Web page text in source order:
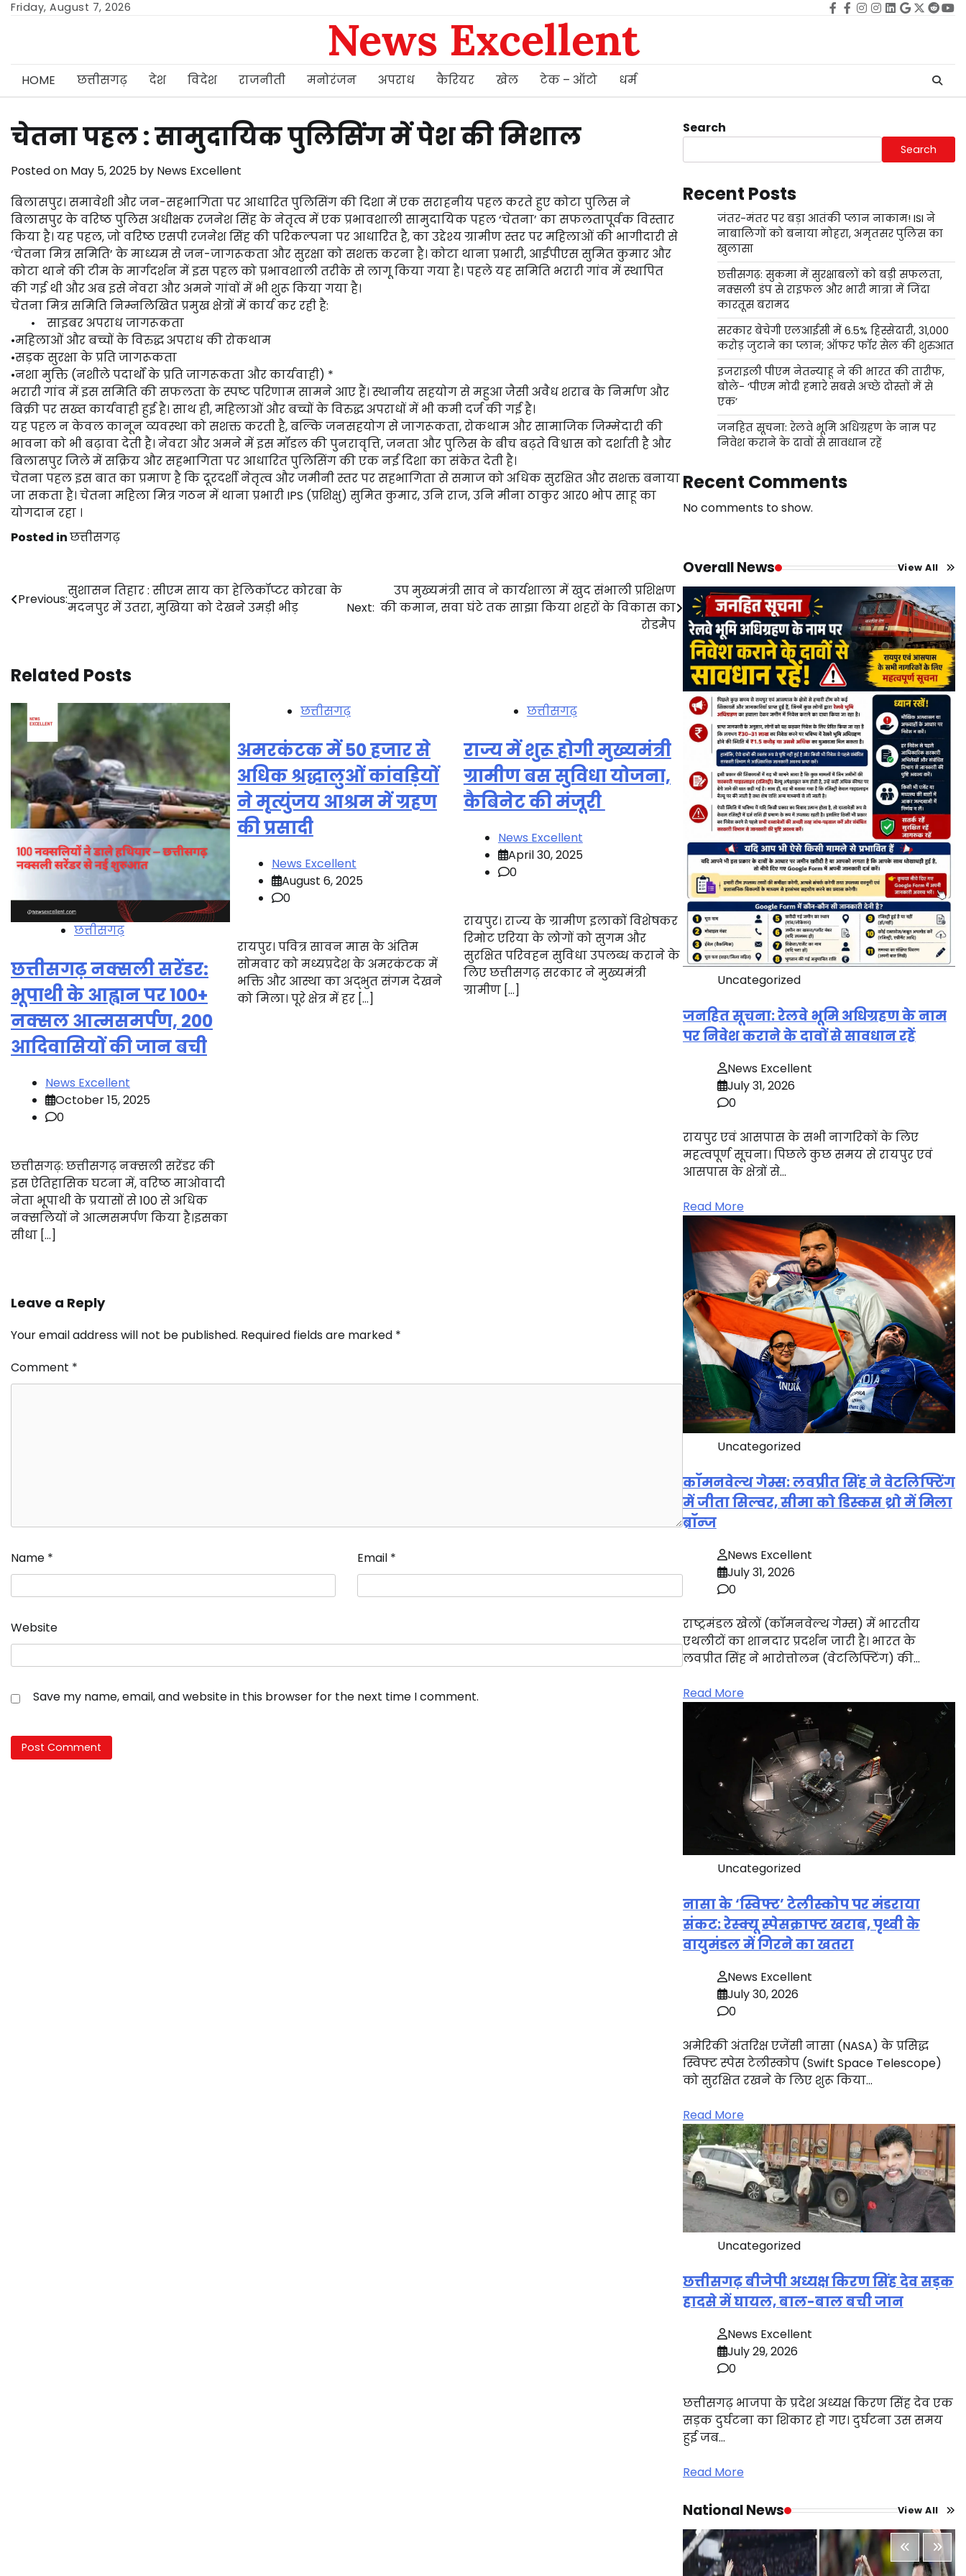
SkipFriday, August 7, 2026 Facebook
facebook
Instagram
instagram
Linkedin
google
Twitter
reddit
News Excellent
HOME छत्तीसगढ़ देश विदेश राजनीती मनोरंजन अपराध कैरियर खेल टेक – ऑटो धर्म
चेतना पहल : सामुदायिक पुलिसिंग में पेश की मिशाल
Posted on May 5, 2025 by News Excellent
बिलासपुर। समावेशी और जन-सहभागिता पर आधारित पुलिसिंग की दिशा में एक सराहनीय पहल करते हुए कोटा पुलिस ने
बिलासपुर के वरिष्ठ पुलिस अधीक्षक रजनेश सिंह के नेतृत्व में एक प्रभावशाली सामुदायिक पहल ‘चेतना’ का सफलतापूर्वक विस्तार
किया है। यह पहल, जो वरिष्ठ एसपी रजनेश सिंह की परिकल्पना पर आधारित है, का उद्देश्य ग्रामीण स्तर पर महिलाओं की भागीदारी से
‘चेतना मित्र समिति’ के माध्यम से जन-जागरूकता और सुरक्षा को सशक्त करना है। कोटा थाना प्रभारी, आईपीएस सुमित कुमार और
कोटा थाने की टीम के मार्गदर्शन में इस पहल को प्रभावशाली तरीके से लागू किया गया है। पहले यह समिति भरारी गांव में स्थापित
की गई थी और अब इसे नेवरा और अमने गांवों में भी शुरू किया गया है।
चेतना मित्र समिति निम्नलिखित प्रमुख क्षेत्रों में कार्य कर रही है:
• साइबर अपराध जागरूकता
•महिलाओं और बच्चों के विरुद्ध अपराध की रोकथाम
•सड़क सुरक्षा के प्रति जागरूकता
•नशा मुक्ति (नशीले पदार्थों के प्रति जागरूकता और कार्यवाही) *
भरारी गांव में इस समिति की सफलता के स्पष्ट परिणाम सामने आए हैं। स्थानीय सहयोग से महुआ जैसी अवैध शराब के निर्माण और
बिक्री पर सख्त कार्यवाही हुई है। साथ ही, महिलाओं और बच्चों के विरुद्ध अपराधों में भी कमी दर्ज की गई है।
यह पहल न केवल कानून व्यवस्था को सशक्त करती है, बल्कि जनसहयोग से जागरूकता, रोकथाम और सामाजिक जिम्मेदारी की
भावना को भी बढ़ावा देती है। नेवरा और अमने में इस मॉडल की पुनरावृत्ति, जनता और पुलिस के बीच बढ़ते विश्वास को दर्शाती है और
बिलासपुर जिले में सक्रिय और सहभागिता पर आधारित पुलिसिंग की एक नई दिशा का संकेत देती है।
चेतना पहल इस बात का प्रमाण है कि दूरदर्शी नेतृत्व और जमीनी स्तर पर सहभागिता से समाज को अधिक सुरक्षित और सशक्त बनाया
जा सकता है। चेतना महिला मित्र गठन में थाना प्रभारी IPS (प्रशिक्षु) सुमित कुमार, उनि राज, उनि मीना ठाकुर आर0 भोप साहू का
योगदान रहा ।
Posted inछत्तीसगढ़
Post
navigation
Previous:
सुशासन तिहार : सीएम साय का हेलिकॉप्टर कोरबा के
मदनपुर में उतरा, मुखिया को देखने उमड़ी भीड़
Next:
उप मुख्यमंत्री साव ने कार्यशाला में खुद संभाली प्रशिक्षण
की कमान, सवा घंटे तक साझा किया शहरों के विकास का
रोडमैप
Related Posts
छत्तीसगढ़
छत्तीसगढ़ नक्सली सरेंडर:
भूपाथी के आह्वान पर 100+
नक्सल आत्मसमर्पण, 200
आदिवासियों की जान बची
News Excellent
October 15, 2025
0
छत्तीसगढ़: छत्तीसगढ़ नक्सली सरेंडर की
इस ऐतिहासिक घटना में, वरिष्ठ माओवादी
नेता भूपाथी के प्रयासों से 100 से अधिक
नक्सलियों ने आत्मसमर्पण किया है।इसका
सीधा […]
छत्तीसगढ़
अमरकंटक में 50 हजार से
अधिक श्रद्धालुओं कांवड़ियों
ने मृत्युंजय आश्रम में ग्रहण
की प्रसादी
News Excellent
August 6, 2025
0
रायपुर। पवित्र सावन मास के अंतिम
सोमवार को मध्यप्रदेश के अमरकंटक में
भक्ति और आस्था का अद्भुत संगम देखने
को मिला। पूरे क्षेत्र में हर […]
छत्तीसगढ़
राज्य में शुरू होगी मुख्यमंत्री
ग्रामीण बस सुविधा योजना,
कैबिनेट की मंजूरी
News Excellent
April 30, 2025
0
रायपुर। राज्य के ग्रामीण इलाकों विशेषकर
रिमोट एरिया के लोगों को सुगम और
सुरक्षित परिवहन सुविधा उपलब्ध कराने के
लिए छत्तीसगढ़ सरकार ने मुख्यमंत्री
ग्रामीण […]
Leave a Reply
Your email address will not be published. Required fields are marked *
Comment *
Name * Email *
Website
Save my name, email, and website in this browser for the next time I comment.
Search
Search
Recent Posts
जंतर-मंतर पर बड़ा आतंकी प्लान नाकाम! ISI ने
नाबालिगों को बनाया मोहरा, अमृतसर पुलिस का
खुलासा
छत्तीसगढ़: सुकमा में सुरक्षाबलों को बड़ी सफलता,
नक्सली डंप से राइफल और भारी मात्रा में जिंदा
कारतूस बरामद
सरकार बेचेगी एलआईसी में 6.5% हिस्सेदारी, 31,000
करोड़ जुटाने का प्लान; ऑफर फॉर सेल की शुरुआत
इजराइली पीएम नेतन्याहू ने की भारत की तारीफ,
बोले- ‘पीएम मोदी हमारे सबसे अच्छे दोस्तों में से
एक’
जनहित सूचना: रेलवे भूमि अधिग्रहण के नाम पर
निवेश कराने के दावों से सावधान रहें
Recent Comments
No comments to show.
Overall News View All
Uncategorized
जनहित सूचना: रेलवे भूमि अधिग्रहण के नाम
पर निवेश कराने के दावों से सावधान रहें
News Excellent
July 31, 2026
0
रायपुर एवं आसपास के सभी नागरिकों के लिए
महत्वपूर्ण सूचना। पिछले कुछ समय से रायपुर एवं
आसपास के क्षेत्रों से…
Read More
Uncategorized
कॉमनवेल्थ गेम्स: लवप्रीत सिंह ने वेटलिफ्टिंग
में जीता सिल्वर, सीमा को डिस्कस थ्रो में मिला
ब्रॉन्ज
News Excellent
July 31, 2026
0
राष्ट्रमंडल खेलों (कॉमनवेल्थ गेम्स) में भारतीय
एथलीटों का शानदार प्रदर्शन जारी है। भारत के
लवप्रीत सिंह ने भारोत्तोलन (वेटलिफ्टिंग) की…
Read More
Uncategorized
नासा के ‘स्विफ्ट’ टेलीस्कोप पर मंडराया
संकट: रेस्क्यू स्पेसक्राफ्ट खराब, पृथ्वी के
वायुमंडल में गिरने का खतरा
News Excellent
July 30, 2026
0
अमेरिकी अंतरिक्ष एजेंसी नासा (NASA) के प्रसिद्ध
स्विफ्ट स्पेस टेलीस्कोप (Swift Space Telescope)
को सुरक्षित रखने के लिए शुरू किया…
Read More
Uncategorized
छत्तीसगढ़ बीजेपी अध्यक्ष किरण सिंह देव सड़क
हादसे में घायल, बाल-बाल बची जान
News Excellent
July 29, 2026
0
छत्तीसगढ़ भाजपा के प्रदेश अध्यक्ष किरण सिंह देव एक
सड़क दुर्घटना का शिकार हो गए। दुर्घटना उस समय
हुई जब…
Read More
National News View All